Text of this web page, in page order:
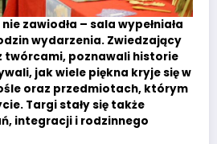
zawiodła – sala wypełniała
wydarzenia. Zwiedzający
twórcami, poznawali historie
jak wiele piękna kryje się w
oraz przedmiotach, którym
Targi stały się także
integracji i rodzinnego